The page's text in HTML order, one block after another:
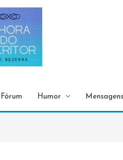
Fórum Humor Mensagens